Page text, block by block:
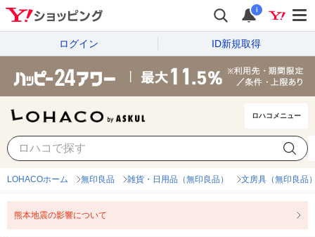
i
ログイン ID新規取得
ロハコメニュー
LOHACOホーム 無印良品 雑貨・日用品（無印良品） 文房具（無印良品
熊本地震の影響について